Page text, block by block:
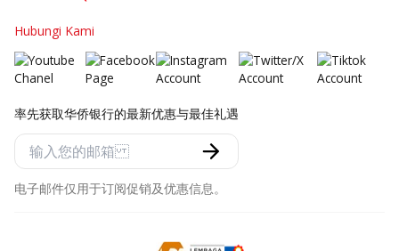
Hubungi Kami
率先获取华侨银行的最新优惠与最佳礼遇
电子邮件仅用于订阅促销及优惠信息。